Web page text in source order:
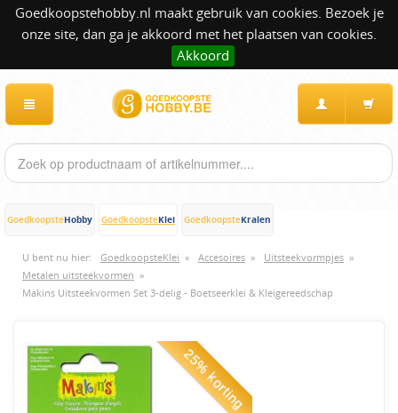
Goedkoopstehobby.nl maakt gebruik van cookies. Bezoek je
onze site, dan ga je akkoord met het plaatsen van cookies.
Akkoord
GoedkoopsteHobby GoedkoopsteKlei GoedkoopsteKralen
U bent nu hier: GoedkoopsteKlei » Accesoires » Uitsteekvormpjes »
Metalen uitsteekvormen »
Makins Uitsteekvormen Set 3-delig - Boetseerklei & Kleigereedschap
25% korting